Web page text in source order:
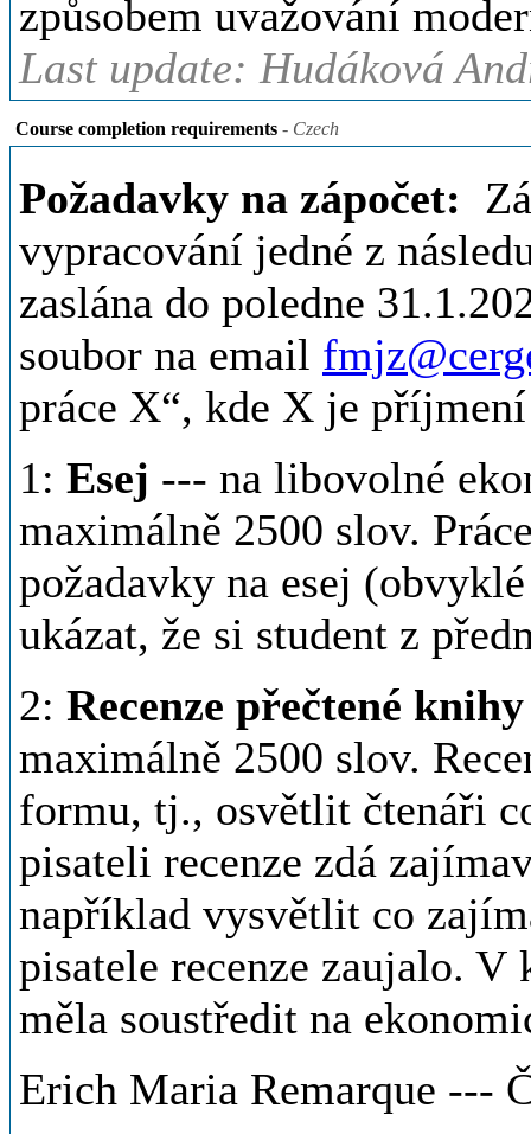
způsobem uvažování
Last update: Hudáková
Course completion requirements - Czech
Požadavky na zápočet:
vypracování jedné z
zaslána do poledne
soubor na email
práce X“, kde X je
1: Esej --- na libovolné
maximálně 2500 slov.
požadavky na esej
ukázat, že si student z
2: Recenze přečtené knihy
maximálně 2500 slov.
formu, tj., osvětlit čtenáři
pisateli recenze zdá
například vysvětlit co
pisatele recenze zaujalo. V
měla soustředit na
Erich Maria Remarque ---